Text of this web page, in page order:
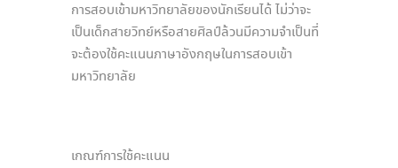
การสอบเข้ามหาวิทยาลัยของนักเรียนได้ ไม่ว่าจะ
เป็นเด็กสายวิทย์หรือสายศิลป์ล้วนมีความจำเป็นที่
จะต้องใช้คะแนนภาษาอังกฤษในการสอบเข้า
มหาวิทยาลัย
เกณฑ์การใช้คะแนน